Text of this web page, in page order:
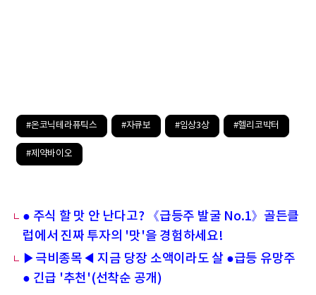
#온코닉테라퓨틱스 #자큐보 #임상3상 #헬리코박터
#제약바이오
● 주식 할 맛 안 난다고? 《급등주 발굴 No.1》골든클
럽에서 진짜 투자의 '맛'을 경험하세요!
▶극비종목◀ 지금 당장 소액이라도 살 ●급등 유망주
● 긴급 '추천'(선착순 공개)